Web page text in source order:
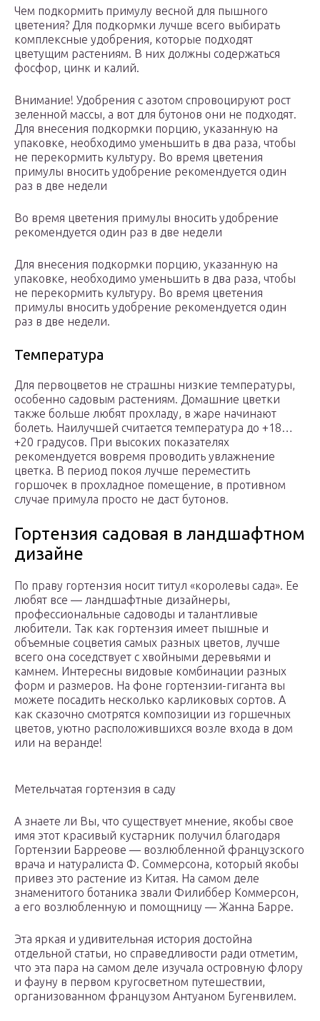
Чем подкормить примулу весной для пышного
цветения? Для подкормки лучше всего выбирать
комплексные удобрения, которые подходят
цветущим растениям. В них должны содержаться
фосфор, цинк и калий.
Внимание! Удобрения с азотом спровоцируют рост
зеленной массы, а вот для бутонов они не подходят.
Для внесения подкормки порцию, указанную на
упаковке, необходимо уменьшить в два раза, чтобы
не перекормить культуру. Во время цветения
примулы вносить удобрение рекомендуется один
раз в две недели
Во время цветения примулы вносить удобрение
рекомендуется один раз в две недели
Для внесения подкормки порцию, указанную на
упаковке, необходимо уменьшить в два раза, чтобы
не перекормить культуру. Во время цветения
примулы вносить удобрение рекомендуется один
раз в две недели.
Температура
Для первоцветов не страшны низкие температуры,
особенно садовым растениям. Домашние цветки
также больше любят прохладу, в жаре начинают
болеть. Наилучшей считается температура до +18…
+20 градусов. При высоких показателях
рекомендуется вовремя проводить увлажнение
цветка. В период покоя лучше переместить
горшочек в прохладное помещение, в противном
случае примула просто не даст бутонов.
Гортензия садовая в ландшафтном
дизайне
По праву гортензия носит титул «королевы сада». Ее
любят все — ландшафтные дизайнеры,
профессиональные садоводы и талантливые
любители. Так как гортензия имеет пышные и
объемные соцветия самых разных цветов, лучше
всего она соседствует с хвойными деревьями и
камнем. Интересны видовые комбинации разных
форм и размеров. На фоне гортензии-гиганта вы
можете посадить несколько карликовых сортов. А
как сказочно смотрятся композиции из горшечных
цветов, уютно расположившихся возле входа в дом
или на веранде!
Метельчатая гортензия в саду
А знаете ли Вы, что существует мнение, якобы свое
имя этот красивый кустарник получил благодаря
Гортензии Барреове — возлюбленной французского
врача и натуралиста Ф. Соммерсона, который якобы
привез это растение из Китая. На самом деле
знаменитого ботаника звали Филиббер Коммерсон,
а его возлюбленную и помощницу — Жанна Барре.
Эта яркая и удивительная история достойна
отдельной статьи, но справедливости ради отметим,
что эта пара на самом деле изучала островную флору
и фауну в первом кругосветном путешествии,
организованном французом Антуаном Бугенвилем.